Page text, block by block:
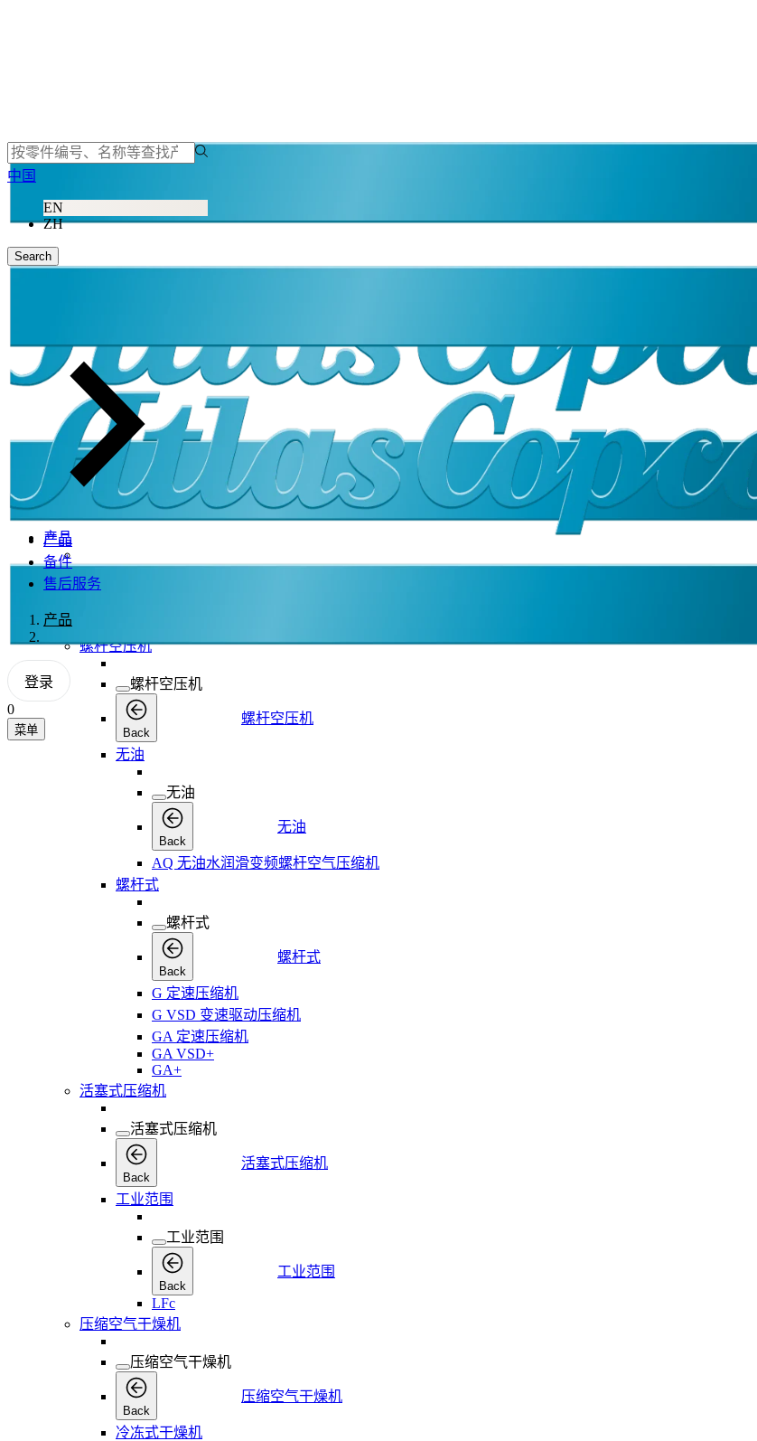
中国
EN
ZH
Search
产品
备件
售后服务
产品
登录
0
菜单
产品
产品
螺杆空压机
螺杆空压机
Back
螺杆空压机
无油
无油
Back
无油
AQ 无油水润滑变频螺杆空气压缩机
螺杆式
螺杆式
Back
螺杆式
G 定速压缩机
G VSD 变速驱动压缩机
GA 定速压缩机
GA VSD+
GA+
活塞式压缩机
活塞式压缩机
Back
活塞式压缩机
工业范围
工业范围
Back
工业范围
LFc
压缩空气干燥机
压缩空气干燥机
Back
压缩空气干燥机
冷冻式干燥机